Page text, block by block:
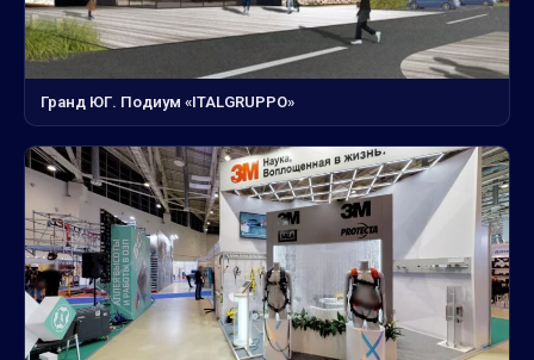
Гранд ЮГ. Подиум «ITALGRUPPO»